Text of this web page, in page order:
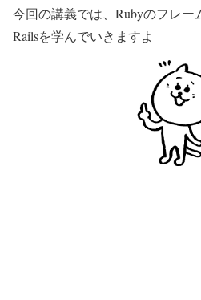
今回の講義では、Rubyのフレー
Railsを学んでいきますよ